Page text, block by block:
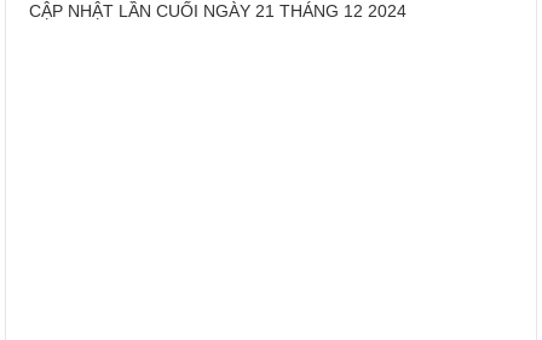
CẬP NHẬT LẦN CUỐI NGÀY 21 THÁNG 12 2024